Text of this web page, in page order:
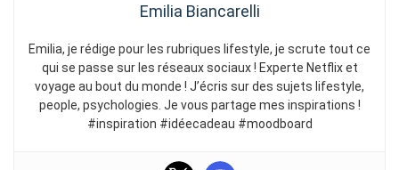
Emilia Biancarelli
Emilia, je rédige pour les rubriques lifestyle, je scrute tout ce
qui se passe sur les réseaux sociaux ! Experte Netflix et
voyage au bout du monde ! J’écris sur des sujets lifestyle,
people, psychologies. Je vous partage mes inspirations !
#inspiration #idéecadeau #moodboard